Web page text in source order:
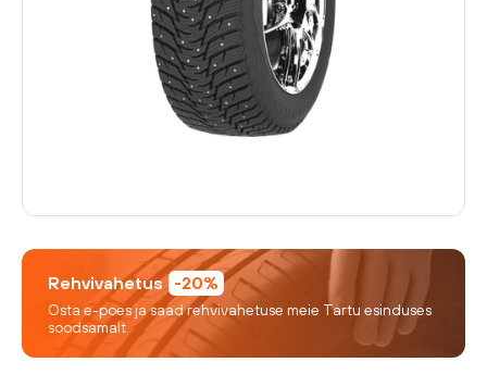
Rehvivahetus -20%
Osta e-poes ja saad rehvivahetuse meie Tartu esinduses
soodsamalt.